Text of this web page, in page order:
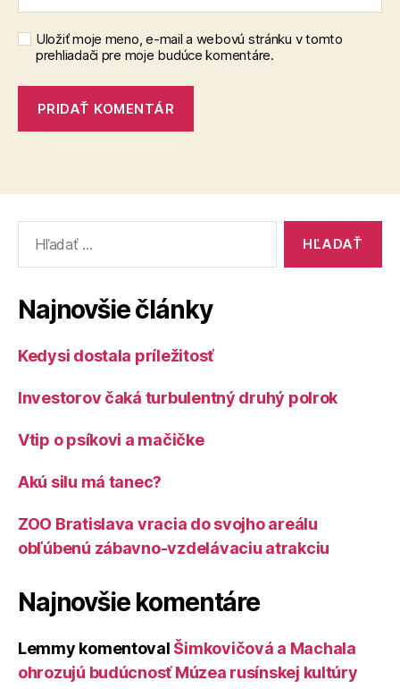
Uložiť moje meno, e-mail a webovú stránku v tomto
prehliadači pre moje budúce komentáre.
Najnovšie články
Kedysi dostala príležitosť
Investorov čaká turbulentný druhý polrok
Vtip o psíkovi a mačičke
Akú silu má tanec?
ZOO Bratislava vracia do svojho areálu
obľúbenú zábavno-vzdelávaciu atrakciu
Najnovšie komentáre
Lemmy komentoval Šimkovičová a Machala
ohrozujú budúcnosť Múzea rusínskej kultúry